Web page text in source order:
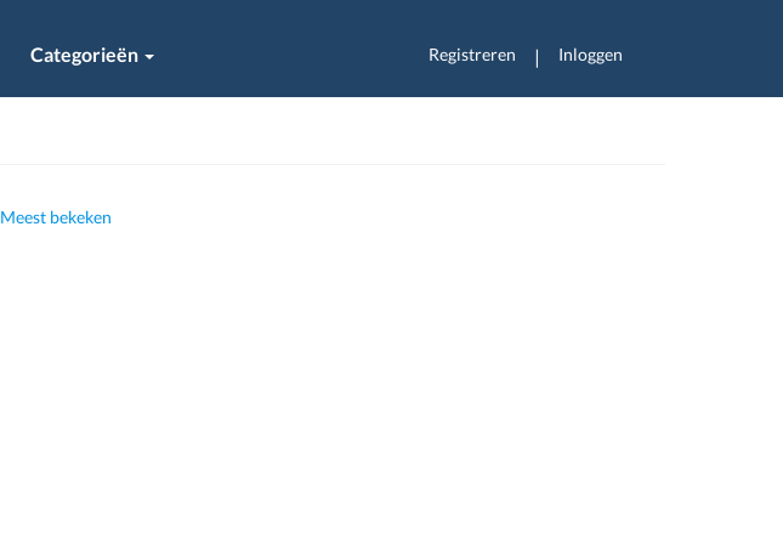
Categorieën Registreren | Inloggen
Meest bekeken